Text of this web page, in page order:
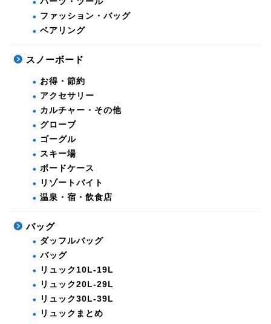
ファッション・バッグ
ベアリング
スノーボード
お得・節約
アクセサリー
カルチャー・その他
グローブ
ゴーグル
スキー場
ボードケース
リゾートバイト
温泉・宿・飲食店
バッグ
ダッフルバッグ
バッグ
リュック10L-19L
リュック20L-29L
リュック30L-39L
リュックまとめ